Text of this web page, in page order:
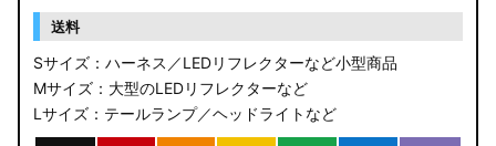
送料
Sサイズ：ハーネス／LEDリフレクターなど小型商品
Mサイズ：大型のLEDリフレクターなど
Lサイズ：テールランプ／ヘッドライトなど